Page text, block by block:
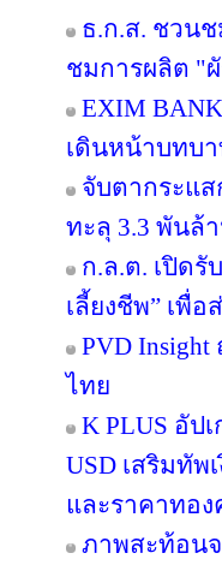
ธ.ก.ส. ชวน
ชมการผลิต "
EXIM
เดินหน้าบทบา
จับตากระแส
ทะลุ 3.3 พันล้
ก.ล.ต. เปิดรั
เลี้ยงชีพ” เพื่
PVD
ไทย
K PLUS อัป
USD เสริมทัพ
และราคาทอ
ภาพสะท้อน